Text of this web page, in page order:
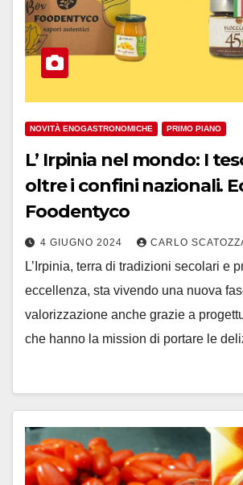
NOVITÀ ENOGASTRONOMICHE PRIMO PIANO
L’ Irpinia nel mondo: I tesori irpini
oltre i confini nazionali.
Foodentyco
4 GIUGNO 2024 CARLO
L’Irpinia, terra di tradizioni secolari e
eccellenza, sta vivendo una nuova
valorizzazione anche grazie a
che hanno la mission di portare le